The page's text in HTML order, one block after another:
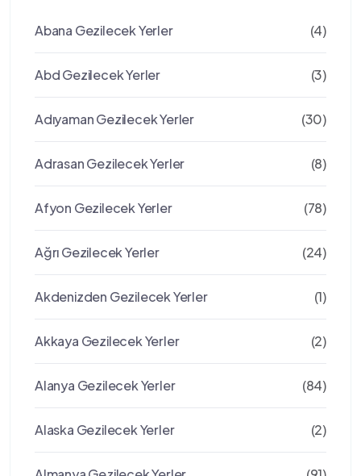
Abana Gezilecek Yerler (4)
Abd Gezilecek Yerler (3)
Adıyaman Gezilecek Yerler (30)
Adrasan Gezilecek Yerler (8)
Afyon Gezilecek Yerler (78)
Ağrı Gezilecek Yerler (24)
Akdenizden Gezilecek Yerler (1)
Akkaya Gezilecek Yerler (2)
Alanya Gezilecek Yerler (84)
Alaska Gezilecek Yerler (2)